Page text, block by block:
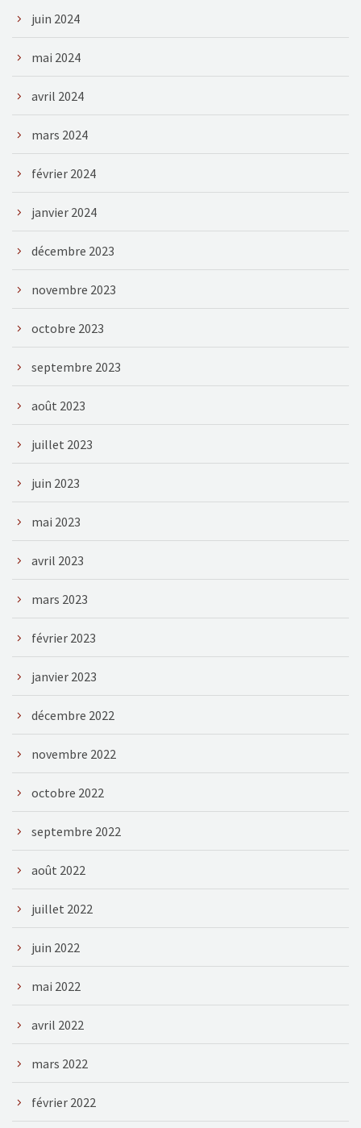
juin 2024
mai 2024
avril 2024
mars 2024
février 2024
janvier 2024
décembre 2023
novembre 2023
octobre 2023
septembre 2023
août 2023
juillet 2023
juin 2023
mai 2023
avril 2023
mars 2023
février 2023
janvier 2023
décembre 2022
novembre 2022
octobre 2022
septembre 2022
août 2022
juillet 2022
juin 2022
mai 2022
avril 2022
mars 2022
février 2022